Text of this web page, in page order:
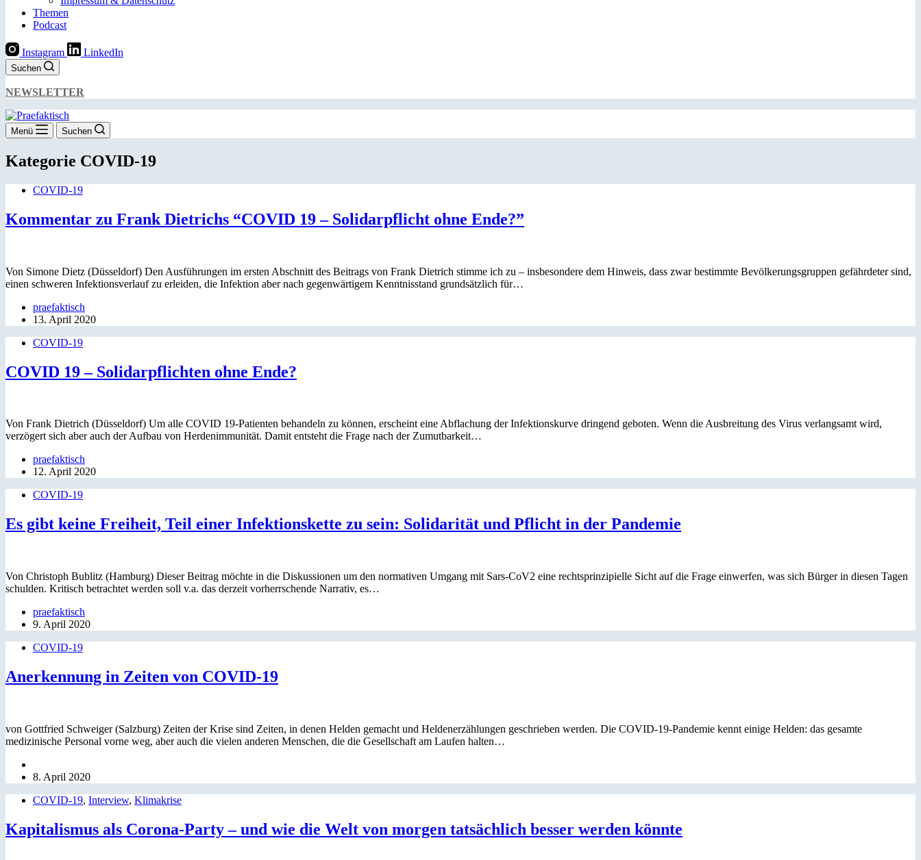
Themen
Podcast
Instagram LinkedIn
Suchen
NEWSLETTER
Menü Suchen
Kategorie COVID-19
COVID-19
Kommentar zu Frank Dietrichs “COVID 19 – Solidarpflicht ohne Ende?”
Von Simone Dietz (Düsseldorf) Den Ausführungen im ersten Abschnitt des Beitrags von Frank Dietrich stimme ich zu – insbesondere dem Hinweis, dass zwar bestimmte Bevölkerungsgruppen gefährdeter sind,
einen schweren Infektionsverlauf zu erleiden, die Infektion aber nach gegenwärtigem Kenntnisstand grundsätzlich für…
praefaktisch
13. April 2020
COVID-19
COVID 19 – Solidarpflichten ohne Ende?
Von Frank Dietrich (Düsseldorf) Um alle COVID 19-Patienten behandeln zu können, erscheint eine Abflachung der Infektionskurve dringend geboten. Wenn die Ausbreitung des Virus verlangsamt wird,
verzögert sich aber auch der Aufbau von Herdenimmunität. Damit entsteht die Frage nach der Zumutbarkeit…
praefaktisch
12. April 2020
COVID-19
Es gibt keine Freiheit, Teil einer Infektionskette zu sein: Solidarität und Pflicht in der Pandemie
Von Christoph Bublitz (Hamburg) Dieser Beitrag möchte in die Diskussionen um den normativen Umgang mit Sars-CoV2 eine rechtsprinzipielle Sicht auf die Frage einwerfen, was sich Bürger in diesen Tagen
schulden. Kritisch betrachtet werden soll v.a. das derzeit vorherrschende Narrativ, es…
praefaktisch
9. April 2020
COVID-19
Anerkennung in Zeiten von COVID-19
von Gottfried Schweiger (Salzburg) Zeiten der Krise sind Zeiten, in denen Helden gemacht und Heldenerzählungen geschrieben werden. Die COVID-19-Pandemie kennt einige Helden: das gesamte
medizinische Personal vorne weg, aber auch die vielen anderen Menschen, die die Gesellschaft am Laufen halten…
8. April 2020
COVID-19, Interview, Klimakrise
Kapitalismus als Corona-Party – und wie die Welt von morgen tatsächlich besser werden könnte